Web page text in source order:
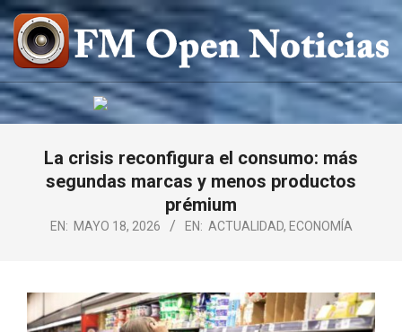
Saltar
al
contenido
FM
OPEN
NOTICIAS
La crisis reconfigura el consumo: más
segundas marcas y menos productos
prémium
EN: MAYO 18, 2026 EN: ACTUALIDAD, ECONOMÍA